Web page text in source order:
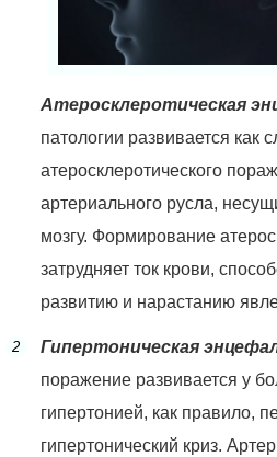
Атеросклеротическая
патологии развивается как
атеросклеротического
артериального русла,
мозгу. Формирование
затрудняет ток крови,
развитию и нарастанию
Гипертоническая
поражение развивается у
гипертонией, как правило,
гипертонический криз.